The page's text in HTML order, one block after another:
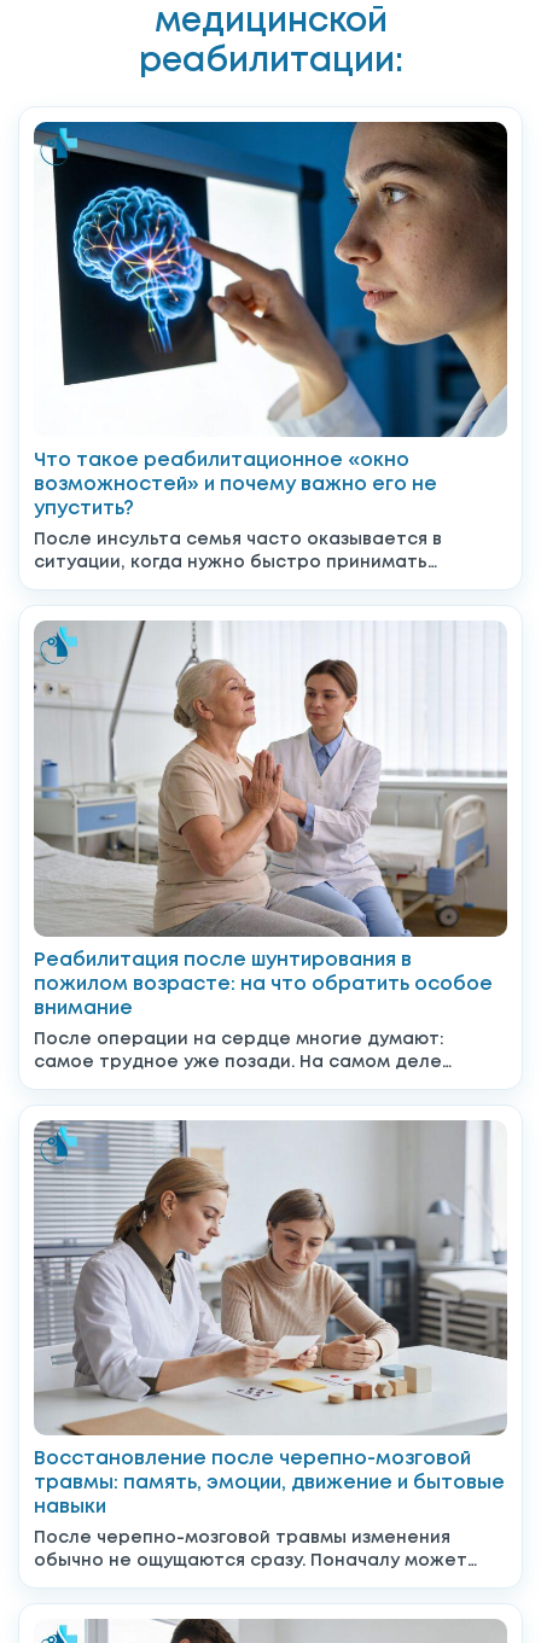
медицинской
реабилитации:
Что такое реабилитационное «окно
возможностей» и почему важно его не
упустить?
После инсульта семья часто оказывается в
ситуации, когда нужно быстро принимать
решения: что делать дальше, к...
Реабилитация после шунтирования в
пожилом возрасте: на что обратить особое
внимание
После операции на сердце многие думают:
самое трудное уже позади. На самом деле
Восстановление после черепно-мозговой
травмы: память, эмоции, движение и бытовые
навыки
После черепно-мозговой травмы изменения
обычно не ощущаются сразу. Поначалу может